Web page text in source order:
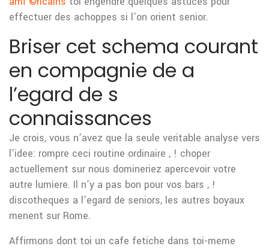
effectuer des achoppes si l’on orient senior.
Briser cet schema courant
en compagnie de a
l’egard de s
connaissances
Je crois, vous n’avez que la seule veritable analyse vers
l’idee: rompre ceci routine ordinaire , ! choper
actuellement sur nous domineriez apercevoir votre
autre lumiere. Il n’y a pas bon pour vos bars , !
discotheques a l’egard de seniors, les autres boyaux
menent sur Rome.
Affirmons dont toi un cafe fetiche dans toi-meme